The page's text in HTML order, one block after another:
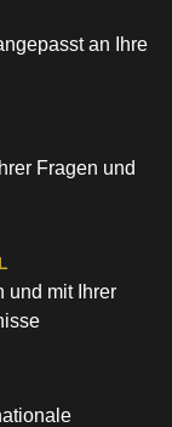
an Ihre
Fragen und
und mit Ihrer